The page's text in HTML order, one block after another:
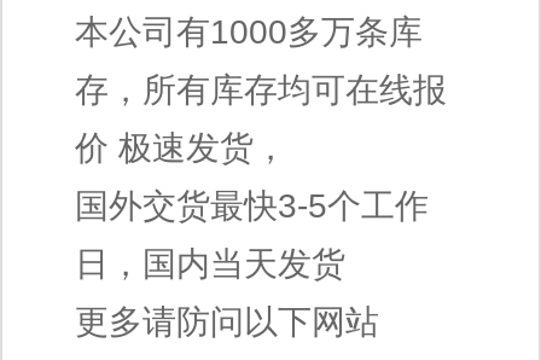
本公司有1000多万条库
存，所有库存均可在线报
价 极速发货，
国外交货最快3-5个工作
日，国内当天发货
更多请防问以下网站